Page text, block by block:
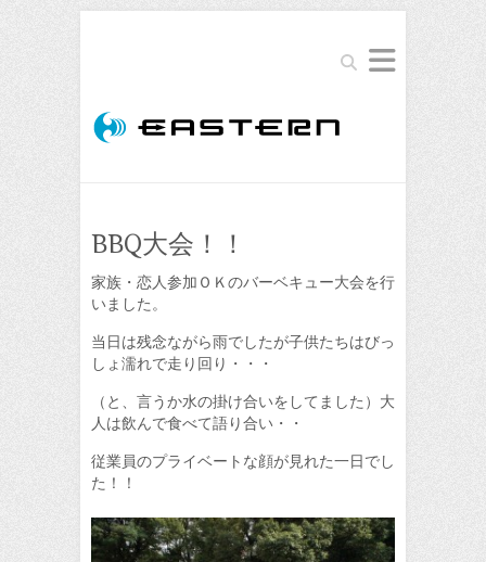
Search
BBQ大会！！
家族・恋人参加ＯＫのバーベキュー大会を行
いました。
当日は残念ながら雨でしたが子供たちはびっ
しょ濡れで走り回り・・・
（と、言うか水の掛け合いをしてました）大
人は飲んで食べて語り合い・・
従業員のプライベートな顔が見れた一日でし
た！！